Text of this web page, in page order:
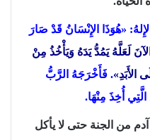
«هُوَذَا الإِنْسَانُ قَدْ صَارَ
لَعَلَّهُ يَمُدُّ يَدَهُ وَيَأْخُذُ مِنْ
الأَبَدِ». فَأَخْرَجَهُ الرَّبُّ
أُخِذَ مِنْهَا.
من الجنة حتى لا يأكل